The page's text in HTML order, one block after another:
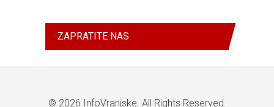
ZAPRATITE NAS
© 2026 InfoVranjske. All Rights Reserved.